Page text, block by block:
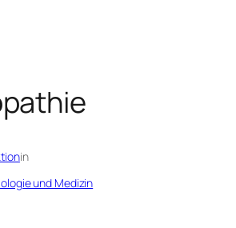
in
und Medizin